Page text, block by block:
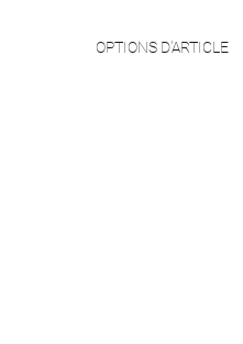
OPTIONS D'ARTICLE